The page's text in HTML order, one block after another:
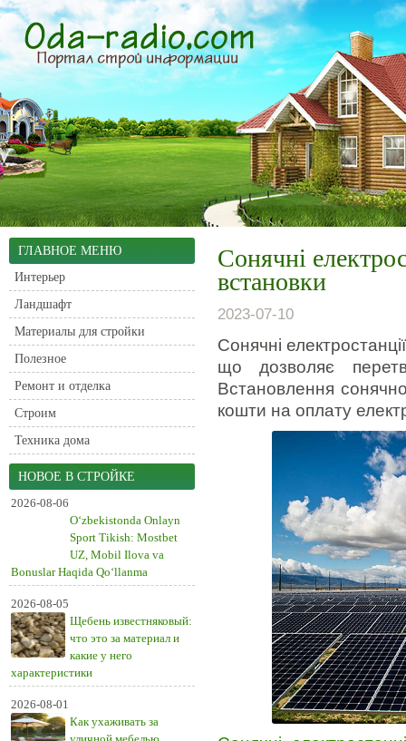
ГЛАВНОЕ МЕНЮ
Интерьер
Ландшафт
Материалы для стройки
Полезное
Ремонт и отделка
Строим
Техника дома
НОВОЕ В СТРОЙКЕ
2026-08-06
O‘zbekistonda Onlayn
Sport Tikish: Mostbet
UZ, Mobil Ilova va
Bonuslar Haqida Qo‘llanma
2026-08-05
Щебень известняковый:
что это за материал и
какие у него
характеристики
2026-08-01
Как ухаживать за
Сонячні
встановки
2023-07-10
Сонячні
що дозволяє
Встановлення
кошти на оплату